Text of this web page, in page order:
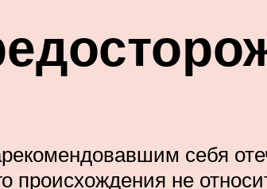
себя
происхождения не